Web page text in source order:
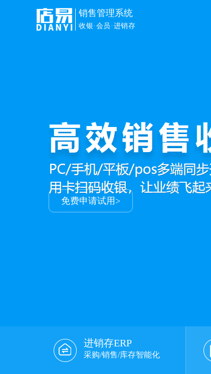
销售管理系统
收银·会员·进销存
免费申请试用>
进销存ERP
采购/销售/库存智能化